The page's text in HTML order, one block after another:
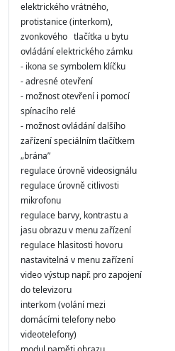
elektrického vrátného,
protistanice (interkom),
zvonkového tlačítka u bytu
ovládání elektrického zámku
- ikona se symbolem klíčku
- adresné otevření
- možnost otevření i pomocí
spínacího relé
- možnost ovládání dalšího
zařízení speciálním tlačítkem
„bránaʺ
regulace úrovně videosignálu
regulace úrovně citlivosti
mikrofonu
regulace barvy, kontrastu a
jasu obrazu v menu zařízení
regulace hlasitosti hovoru
nastavitelná v menu zařízení
video výstup např. pro zapojení
do televizoru
interkom (volání mezi
domácími telefony nebo
videotelefony)